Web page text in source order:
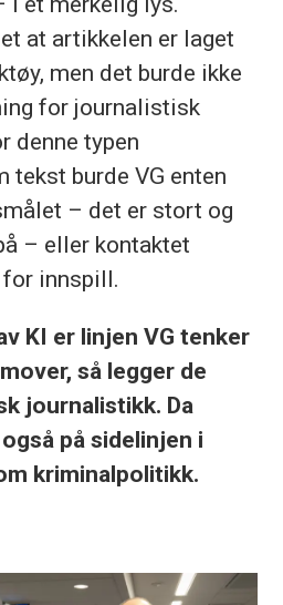
at artikkelen er laget
men det burde ikke
for journalistisk
denne typen
tekst burde VG enten
– det er stort og
– eller kontaktet
innspill.
KI er linjen VG tenker
så legger de
journalistikk. Da
på sidelinjen i
kriminalpolitikk.